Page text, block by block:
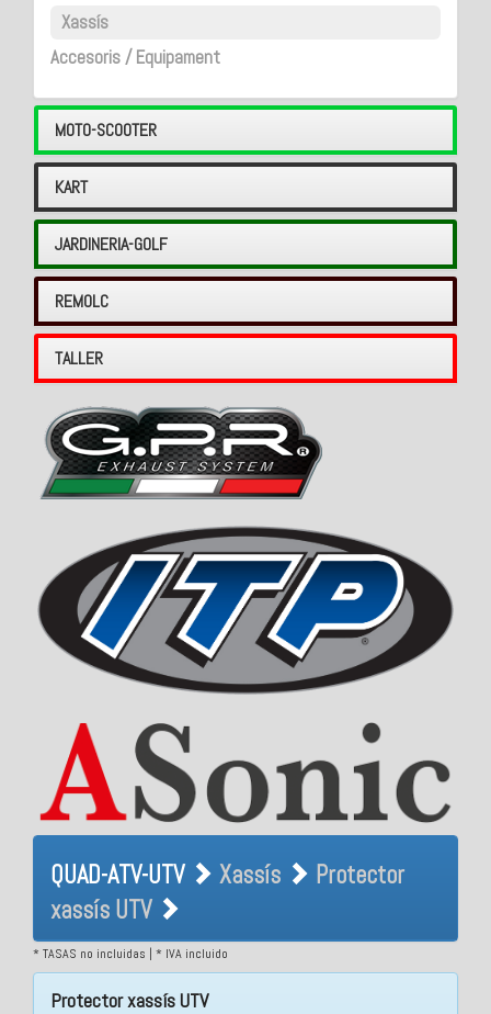
Xassís
Accesoris / Equipament
MOTO-SCOOTER
KART
JARDINERIA-GOLF
REMOLC
TALLER
QUAD-ATV-UTV Xassís
Protector xassís UTV
QUAD-ATV-UTV Xassís
Protector
xassís UTV
* TASAS no incluidas | * IVA incluido
Protector xassís UTV